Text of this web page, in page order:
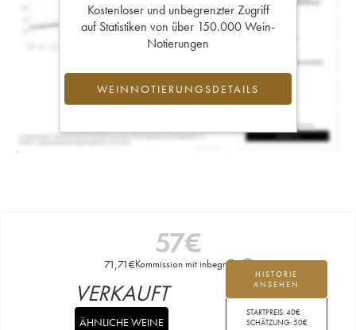
Kostenloser und unbegrenzter Zugriff
auf Statistiken von über 150.000 Wein-
Notierungen
WEINNOTIERUNGSDETAILS
57€
71,71€Kommission mit inbegriffen
HISTORIE
ANSEHEN
STARTPREIS:40€
SCHÄTZUNG:50€
VERKAUFT
ÄHNLICHE WEINE